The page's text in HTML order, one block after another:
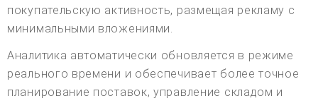
покупательскую активность, размещая рекламу с
минимальными вложениями.
Аналитика автоматически обновляется в режиме
реального времени и обеспечивает более точное
планирование поставок, управление складом и